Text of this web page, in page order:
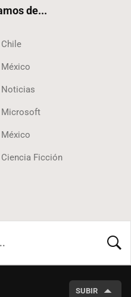
de...
Chile
México
Noticias
Microsoft
México
Ciencia Ficción
SUBIR